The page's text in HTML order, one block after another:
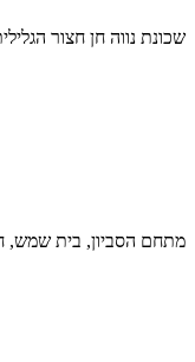
שכונת נווה חן חצור
מתחם הסביון, בית שמש,